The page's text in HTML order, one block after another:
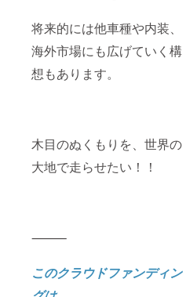
将来的には他車種や内装、
海外市場にも広げていく構
想もあります。
木目のぬくもりを、世界の
大地で走らせたい！！
⸻
このクラウドファンディン